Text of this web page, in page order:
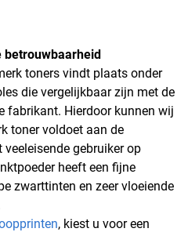
betrouwbaarheid
toners vindt plaats onder
die vergelijkbaar zijn met de
fabrikant. Hierdoor kunnen wij
toner voldoet aan de
gebruiker op
heeft een fijne
zwarttinten en zeer vloeiende
, kiest u voor een